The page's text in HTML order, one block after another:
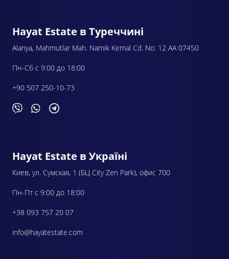
Hayat Estate в Туреччині
Alanya, Mahmutlar Mah. Namik Kemal Cd. No: 12 AA 07450
Пн-Сб с 9:00 до 18:00
+90 507 250-10-73
Hayat Estate в Україні
Киев, ул. Сумская, 1 (БЦ City Zen Park), офис 700
Пн-Пт с 9:00 до 18:00
+38 093 757 20 07
info@hayatestate.com